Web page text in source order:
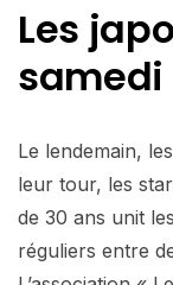
Les
samedi
Le lendemain,
leur tour, les
de 30 ans unit
réguliers entre